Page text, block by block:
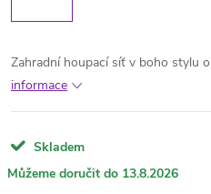
Zahradní houpací síť v boho stylu
informace
Skladem
13.8.2026